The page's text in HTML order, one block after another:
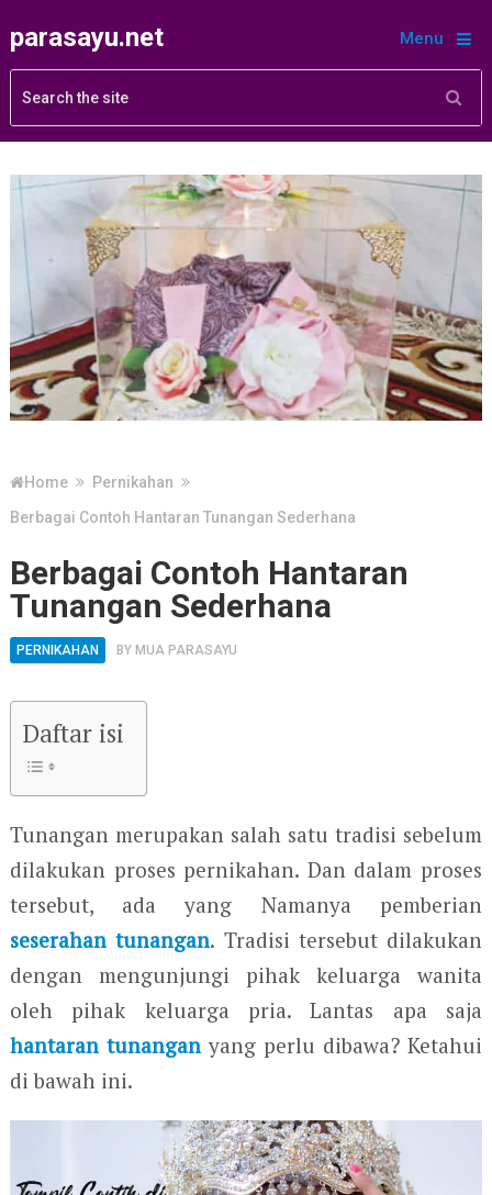
parasayu.net Menu
Home
Pernikahan
Berbagai Contoh Hantaran Tunangan Sederhana
Berbagai Contoh Hantaran
Tunangan Sederhana
PERNIKAHAN BY MUA PARASAYU
Daftar isi
Tunangan merupakan salah satu tradisi sebelum
dilakukan proses pernikahan. Dan dalam proses
tersebut, ada yang Namanya pemberian
seserahan tunangan. Tradisi tersebut dilakukan
dengan mengunjungi pihak keluarga wanita
oleh pihak keluarga pria. Lantas apa saja
hantaran tunanganyang perlu dibawa? Ketahui
di bawah ini.